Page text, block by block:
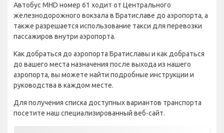
Автобус MHD номер 61 ходит от Центрального
железнодорожного вокзала в Братиславе до аэропорта, а
также разрешается использование такси для перевозки
пассажиров внутри аэропорта.
Как добраться до аэропорта Братиславы и как добраться
до вашего места назначения после выхода из нашего
аэропорта, вы можете найти подробные инструкции и
руководства в каждом месте.
Для получения списка доступных вариантов транспорта
посетите наш специализированный веб-сайт.